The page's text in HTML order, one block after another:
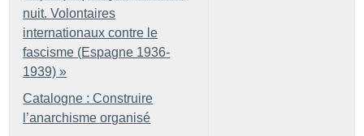
nuit. Volontaires
internationaux contre le
fascisme (Espagne 1936-
1939) »
Catalogne : Construire
l’anarchisme organisé